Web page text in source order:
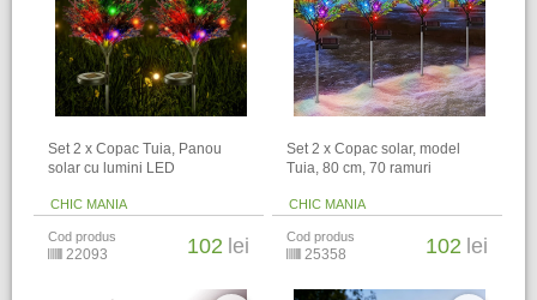
Set 2 x Copac Tuia, Panou
solar cu lumini LED
CHIC MANIA
Cod produs
22093 102 lei
Set 2 x Copac solar, model
Tuia, 80 cm, 70 ramuri
CHIC MANIA
Cod produs
25358 102 lei